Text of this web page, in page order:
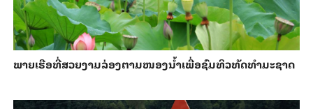
ພາຍ​ເຮືອທີ່​ສວຍ​ງາມ​ລ່ອງ​ຕາມ​​ໜອງນ້ຳ​​ເພື່ອ​ຊົມ​ທິວ​ທັດ​ທຳ​ມະ​ຊາດ